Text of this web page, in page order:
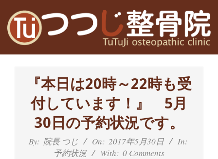
content
高
『本日は20時～22時も受
付しています！』 5月
30日の予約状況です。
By: 院長 つじ On: 2017年5月30日
In:
予約状況
With: 0 Comments